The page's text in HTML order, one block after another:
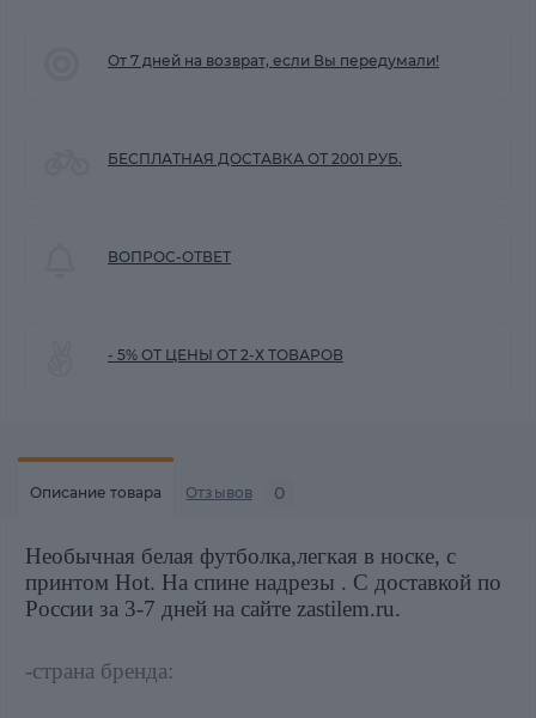
От 7 дней на возврат, если Вы передумали!
БЕСПЛАТНАЯ ДОСТАВКА ОТ 2001 РУБ.
ВОПРОС-ОТВЕТ
- 5% ОТ ЦЕНЫ ОТ 2-Х ТОВАРОВ
Описание товара Отзывов 0
Необычная белая футболка,легкая в носке, с
принтом Hot. На спине надрезы . С доставкой по
России за 3-7 дней на сайте zastilem.ru.
-страна бренда: